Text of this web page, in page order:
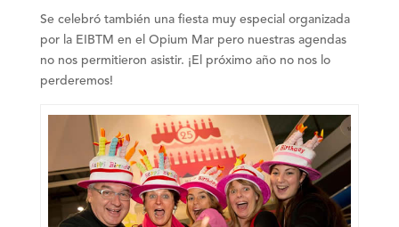
Se celebró también una fiesta muy especial organizada
por la EIBTM en el Opium Mar pero nuestras agendas
no nos permitieron asistir. ¡El próximo año no nos lo
perderemos!